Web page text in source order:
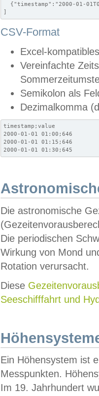
{"timestamp":"2000-01-
]
CSV-Format
Excel-
Vereinfachte
Semikolon als
Dezimalkomma
timestamp;value
2000-01-01 01:00;646
2000-01-01 01:15;646
2000-01-01 01:30;645
Die astronomische
Die periodischen
Wirkung von Mond
Rotation verursacht.
Diese
Seeschifffahrt und
Ein Höhensystem ist
Messpunkten.
Im 19. Jahrhundert